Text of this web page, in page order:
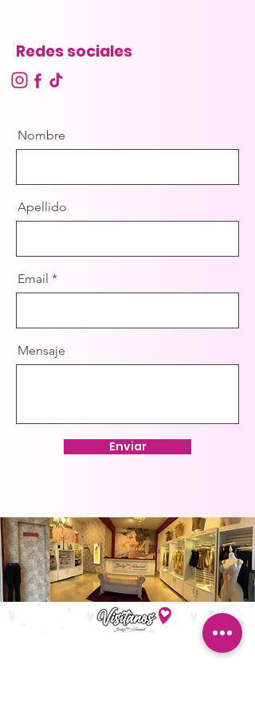
Redes sociales
Nombre
Apellido
Email
Mensaje
Enviar